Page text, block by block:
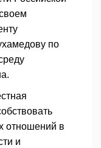
по
отношений в
и